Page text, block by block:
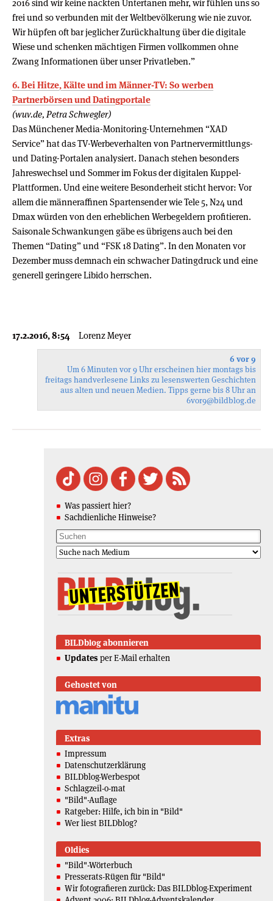
2016 sind wir keine nackten Untertanen mehr, wir fühlen uns so
frei und so verbunden mit der Weltbevölkerung wie nie zuvor.
Wir hüpfen oft bar jeglicher Zurückhaltung über die digitale
Wiese und schenken mächtigen Firmen vollkommen ohne
Zwang Informationen über unser Privatleben.”
6. Bei Hitze, Kälte und im Männer-TV: So werben
Partnerbörsen und Datingportale
(wuv.de, Petra Schwegler)
Das Münchener Media-Monitoring-Unternehmen “XAD
Service” hat das TV-Werbeverhalten von Partnervermittlungs-
und Dating-Portalen analysiert. Danach stehen besonders
Jahreswechsel und Sommer im Fokus der digitalen Kuppel-
Plattformen. Und eine weitere Besonderheit sticht hervor: Vor
allem die männeraffinen Spartensender wie Tele 5, N24 und
Dmax würden von den erheblichen Werbegeldern profitieren.
Saisonale Schwankungen gäbe es übrigens auch bei den
Themen “Dating” und “FSK 18 Dating”. In den Monaten vor
Dezember muss demnach ein schwacher Datingdruck und eine
generell geringere Libido herrschen.
17.2.2016, 8:54 Lorenz Meyer
6 vor 9
Um 6 Minuten vor 9 Uhr erscheinen hier montags bis
freitags handverlesene Links zu lesenswerten Geschichten
aus alten und neuen Medien. Tipps gerne bis 8 Uhr an
6vor9@bildblog.de
Was passiert hier?
Sachdienliche Hinweise?
BILDblog abonnieren
Updates per E-Mail erhalten
Gehostet von
Extras
Impressum
Datenschutzerklärung
BILDblog-Werbespot
Schlagzeil-o-mat
"Bild"-Auflage
Ratgeber: Hilfe, ich bin in "Bild"
Wer liest BILDblog?
Oldies
"Bild"-Wörterbuch
Presserats-Rügen für "Bild"
Wir fotografieren zurück: Das BILDblog-Experiment